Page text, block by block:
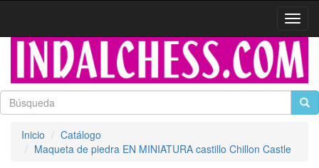
Inicio
Catálogo
Maqueta de piedra EN MINIATURA castillo Chillon Castle